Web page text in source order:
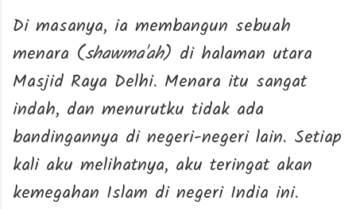
Di masanya, ia membangun sebuah
menara (shawma'ah) di halaman utara
Masjid Raya Delhi. Menara itu sangat
indah, dan menurutku tidak ada
bandingannya di negeri-negeri lain. Setiap
kali aku melihatnya, aku teringat akan
kemegahan Islam di negeri India ini.